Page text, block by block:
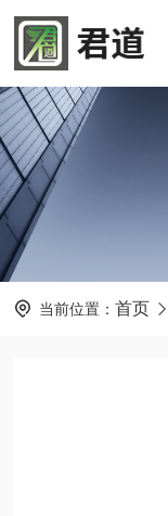
当前位置： 首页